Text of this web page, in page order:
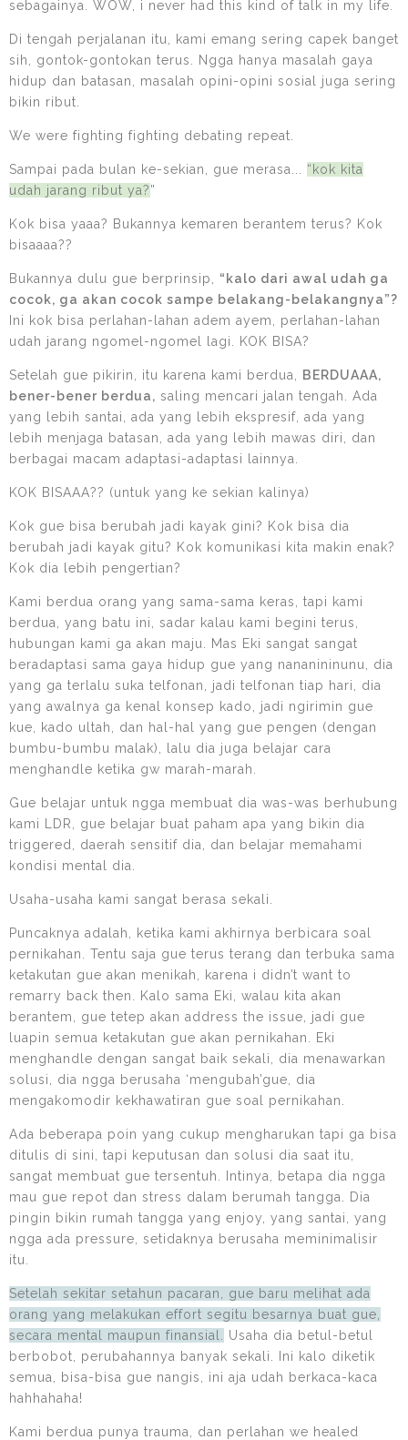
sebagainya. WOW, i never had this kind of talk in my life.
Di tengah perjalanan itu, kami emang sering capek banget
sih, gontok-gontokan terus. Ngga hanya masalah gaya
hidup dan batasan, masalah opini-opini sosial juga sering
bikin ribut.
We were fighting fighting debating repeat.
Sampai pada bulan ke-sekian, gue merasa... “kok kita
udah jarang ribut ya?”
Kok bisa yaaa? Bukannya kemaren berantem terus? Kok
bisaaaa??
Bukannya dulu gue berprinsip, “kalo dari awal udah ga
cocok, ga akan cocok sampe belakang-belakangnya”?
Ini kok bisa perlahan-lahan adem ayem, perlahan-lahan
udah jarang ngomel-ngomel lagi. KOK BISA?
Setelah gue pikirin, itu karena kami berdua, BERDUAAA,
bener-bener berdua, saling mencari jalan tengah. Ada
yang lebih santai, ada yang lebih ekspresif, ada yang
lebih menjaga batasan, ada yang lebih mawas diri, dan
berbagai macam adaptasi-adaptasi lainnya.
KOK BISAAA?? (untuk yang ke sekian kalinya)
Kok gue bisa berubah jadi kayak gini? Kok bisa dia
berubah jadi kayak gitu? Kok komunikasi kita makin enak?
Kok dia lebih pengertian?
Kami berdua orang yang sama-sama keras, tapi kami
berdua, yang batu ini, sadar kalau kami begini terus,
hubungan kami ga akan maju. Mas Eki sangat sangat
beradaptasi sama gaya hidup gue yang nananininunu, dia
yang ga terlalu suka telfonan, jadi telfonan tiap hari, dia
yang awalnya ga kenal konsep kado, jadi ngirimin gue
kue, kado ultah, dan hal-hal yang gue pengen (dengan
bumbu-bumbu malak), lalu dia juga belajar cara
menghandle ketika gw marah-marah.
Gue belajar untuk ngga membuat dia was-was berhubung
kami LDR, gue belajar buat paham apa yang bikin dia
triggered, daerah sensitif dia, dan belajar memahami
kondisi mental dia.
Usaha-usaha kami sangat berasa sekali.
Puncaknya adalah, ketika kami akhirnya berbicara soal
pernikahan. Tentu saja gue terus terang dan terbuka sama
ketakutan gue akan menikah, karena i didn’t want to
remarry back then. Kalo sama Eki, walau kita akan
berantem, gue tetep akan address the issue, jadi gue
luapin semua ketakutan gue akan pernikahan. Eki
menghandle dengan sangat baik sekali, dia menawarkan
solusi, dia ngga berusaha ‘mengubah’gue, dia
mengakomodir kekhawatiran gue soal pernikahan.
Ada beberapa poin yang cukup mengharukan tapi ga bisa
ditulis di sini, tapi keputusan dan solusi dia saat itu,
sangat membuat gue tersentuh. Intinya, betapa dia ngga
mau gue repot dan stress dalam berumah tangga. Dia
pingin bikin rumah tangga yang enjoy, yang santai, yang
ngga ada pressure, setidaknya berusaha meminimalisir
itu.
Setelah sekitar setahun pacaran, gue baru melihat ada
orang yang melakukan effort segitu besarnya buat gue,
secara mental maupun finansial.
Usaha dia betul-betul
berbobot, perubahannya banyak sekali. Ini kalo diketik
semua, bisa-bisa gue nangis, ini aja udah berkaca-kaca
hahhahaha!
Kami berdua punya trauma, dan perlahan we healed